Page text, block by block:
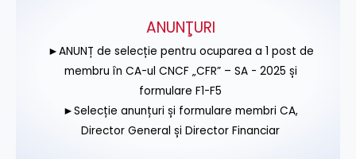
ANUNŢURI
►ANUNȚ de selecție pentru ocuparea a 1 post de
membru în CA-ul CNCF „CFR” – SA - 2025 și
formulare F1-F5
►Selecție anunțuri și formulare membri CA,
Director General și Director Financiar